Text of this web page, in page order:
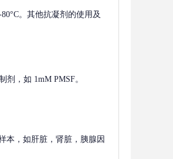
。其他抗凝剂的使用及
，如 1mM PMSF。
本，如肝脏，肾脏，胰腺因